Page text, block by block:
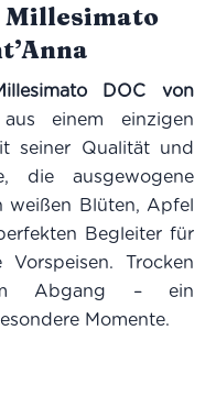
Millesimato
DOC von
einem einzigen
seiner Qualität und
die ausgewogene
weißen Blüten, Apfel
Begleiter für
Trocken
Abgang – ein
Momente.